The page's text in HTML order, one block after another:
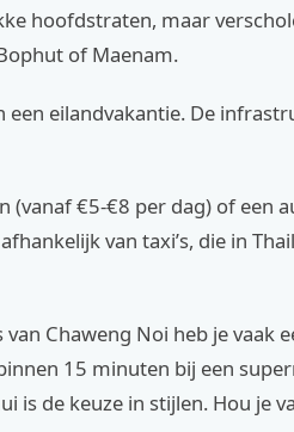
hoofdstraten, maar
of Maenam.
een eilandvakantie. De
(vanaf €5-€8 per dag) of een
van taxi’s, die in
Chaweng Noi heb je vaak
15 minuten bij een
is de keuze in stijlen. Hou je